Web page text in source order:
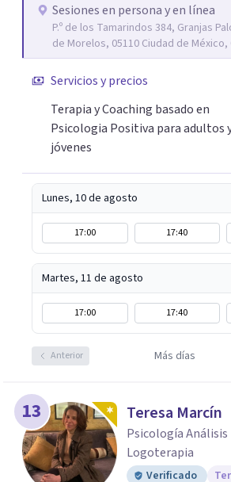
uno/a y acompañándolo/as a
que les permitan conectar con su vida
diferentes y avanzar hacia donde lo
manera presencial en la Ciudad de
Adicionalmente enseño
positiva y bienestar a grupos y equipos.
Sesiones en persona y en línea
P.º de los Tamarindos 384, Granjas
de Morelos, 05110 Ciudad de México,
Servicios y precios
Terapia y Coaching basado en
Psicologia Positiva para adultos
jóvenes
Lunes, 10 de agosto
17:00 17:40
Martes, 11 de agosto
17:00 17:40
Anterior Más días
13 Teresa Marcín
Psicología
Logoterapia
Verificado